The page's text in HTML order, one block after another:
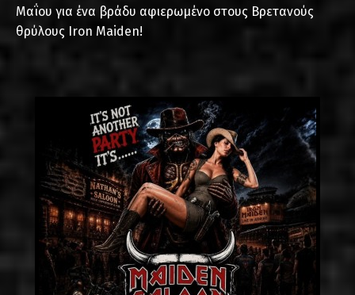
Μαΐου για ένα βράδυ αφιερωμένο στους Βρετανούς
θρύλους Iron Maiden!